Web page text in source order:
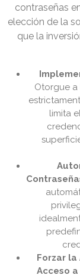
contraseñas
elección de la
que la
Otorgue a
limita
Forzar
Acceso